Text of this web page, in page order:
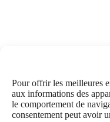
Pour offrir les meilleures
aux informations des
le comportement de
consentement peut avoir